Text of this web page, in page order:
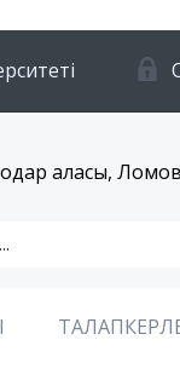
қаласы,